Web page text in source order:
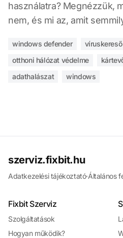
használatra? Megnézzük,
nem, és mi az, amit
windows defender víruskereső
otthoni hálózat védelme
adathalászat
windows
szerviz.fixbit.hu
Adatkezelési tájékoztató·Általános
Fixbit Szerviz
Szolgáltatások
Hogyan működik?